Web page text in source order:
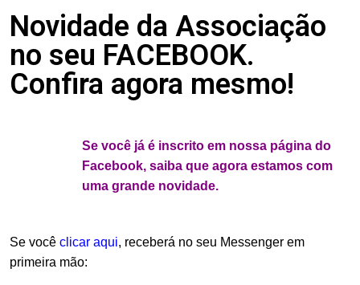
Novidade da Associação
no seu FACEBOOK.
Confira agora mesmo!
Se você já é inscrito em nossa página do
Facebook, saiba que agora estamos com
uma grande novidade.
Se você clicar aqui, receberá no seu Messenger em
primeira mão: